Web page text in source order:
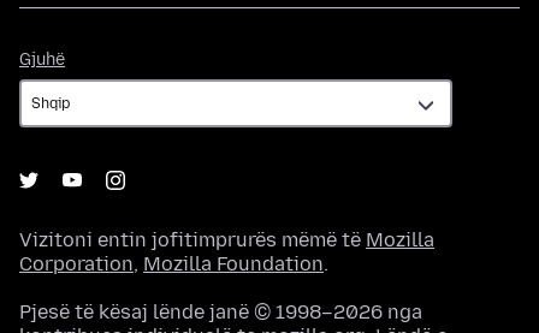
Gjuhë
Vizitoni entin jofitimprurës mëmë të Mozilla
Corporation, Mozilla Foundation.
Pjesë të kësaj lënde janë © 1998–2026 nga